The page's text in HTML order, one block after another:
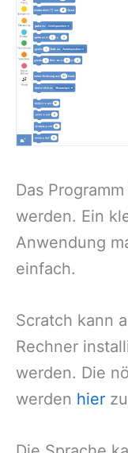
Das
werden. Ein
Anwendung
einfach.
Scratch kann
Rechner
werden. Die
werden hier